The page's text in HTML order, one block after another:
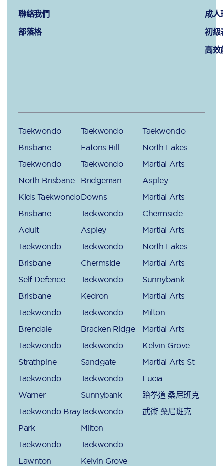
聯絡我們
部落格
成人
初級
高效
Taekwondo
Brisbane
Taekwondo
North Brisbane
Kids Taekwondo
Brisbane
Adult
Taekwondo
Brisbane
Self Defence
Brisbane
Taekwondo
Brendale
Taekwondo
Strathpine
Taekwondo
Warner
Taekwondo Bray
Park
Taekwondo
Lawnton
Taekwondo
Eatons Hill
Taekwondo
Bridgeman
Downs
Taekwondo
Aspley
Taekwondo
Chermside
Taekwondo
Kedron
Taekwondo
Bracken Ridge
Taekwondo
Sandgate
Taekwondo
Sunnybank
Taekwondo
Milton
Taekwondo
Kelvin Grove
Taekwondo
North Lakes
Martial Arts
Aspley
Martial Arts
Chermside
Martial Arts
North Lakes
Martial Arts
Sunnybank
Martial Arts
Milton
Martial Arts
Kelvin Grove
Martial Arts St
Lucia
跆拳道 桑尼班克
武術 桑尼班克